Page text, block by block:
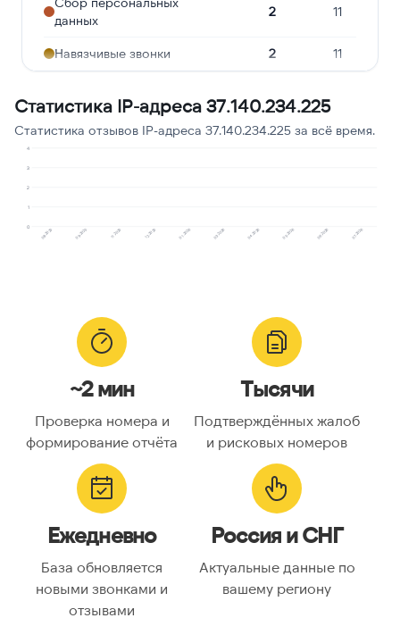
данных
2 11
Навязчивые звонки 2 11
Статистика IP-адреса 37.140.234.225
Статистика отзывов IP-адреса 37.140.234.225 за всё время.
0
1
2
3
4
08.2025 09.2025 11.2025 12.2025 01.2026 03.2026 04.2026 05.2026 06.2026 07.2026
~2 мин
Проверка номера и
формирование отчёта
Тысячи
Подтверждённых жалоб
и рисковых номеров
Ежедневно
База обновляется
новыми звонками и
отзывами
Россия и СНГ
Актуальные данные по
вашему региону